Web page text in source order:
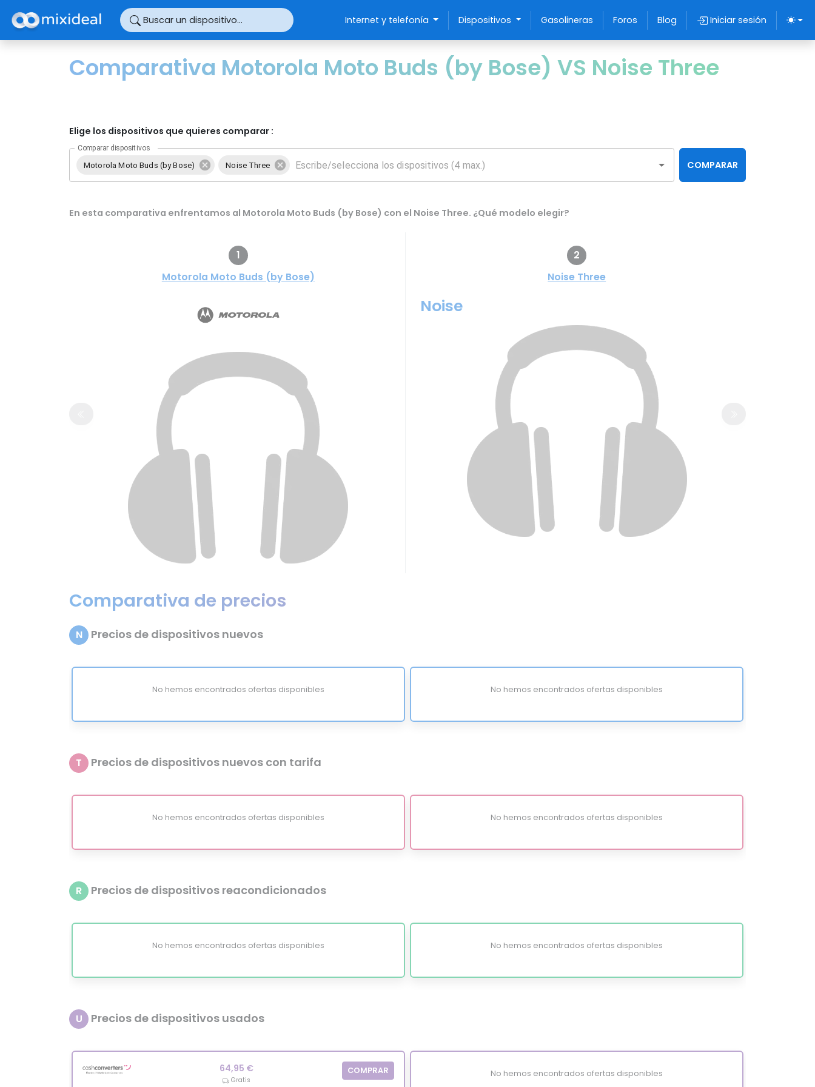
Buscar un dispositivo... Internet y telefonía Dispositivos Gasolineras Foros Blog Iniciar sesión
Comparativa Motorola Moto Buds (by Bose) VS Noise Three
Elige los dispositivos que quieres comparar :
Comparar dispositivos
Motorola Moto Buds (by Bose) Noise Three COMPARAR
En esta comparativa enfrentamos al Motorola Moto Buds (by Bose) con el Noise Three. ¿Qué modelo elegir?
1
Motorola Moto Buds (by Bose)
2
Noise Three
Noise
Comparativa de precios
N Precios de dispositivos nuevos
No hemos encontrados ofertas disponibles No hemos encontrados ofertas disponibles
T Precios de dispositivos nuevos con tarifa
No hemos encontrados ofertas disponibles No hemos encontrados ofertas disponibles
R Precios de dispositivos reacondicionados
No hemos encontrados ofertas disponibles No hemos encontrados ofertas disponibles
U Precios de dispositivos usados
64,95 €
Gratis
COMPRAR No hemos encontrados ofertas disponibles